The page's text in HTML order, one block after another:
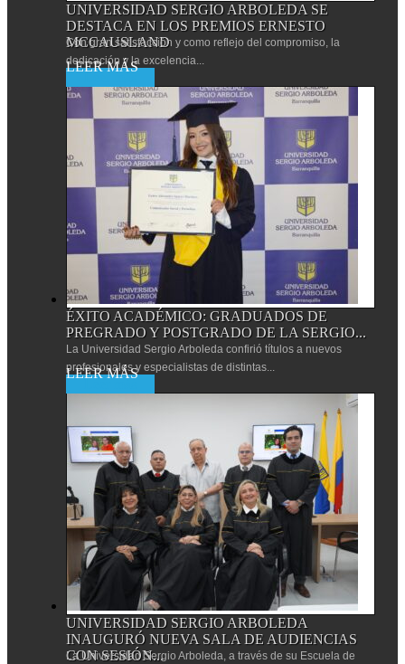
UNIVERSIDAD SERGIO ARBOLEDA SE
DESTACA EN LOS PREMIOS ERNESTO
MCCAUSLAND
Con gran satisfacción y como reflejo del compromiso, la
dedicación y la excelencia...
ÉXITO ACADÉMICO: GRADUADOS DE
PREGRADO Y POSTGRADO DE LA SERGIO...
La Universidad Sergio Arboleda confirió títulos a nuevos
profesionales y especialistas de distintas...
UNIVERSIDAD SERGIO ARBOLEDA
INAUGURÓ NUEVA SALA DE AUDIENCIAS
CON SESIÓN...
La Universidad Sergio Arboleda, a través de su Escuela de